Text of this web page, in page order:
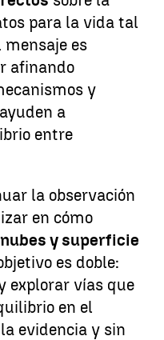
para la vida tal
mensaje es
afinando
y
a
entre
la observación
en cómo
y superficie
es doble:
explorar vías que
en el
evidencia y sin